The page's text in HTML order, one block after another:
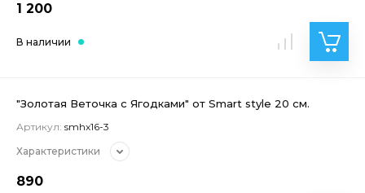
1 200
В наличии
"Золотая Веточка с Ягодками" от Smart style 20 см.
Артикул: smhx16-3
Характеристики
890